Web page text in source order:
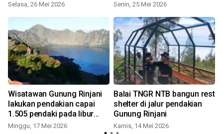
Selasa, 26 Mei 2026 Senin, 25 Mei 2026
Wisatawan Gunung Rinjani
lakukan pendakian capai
1.505 pendaki pada libur
panjang
Minggu, 17 Mei 2026
Balai TNGR NTB bangun rest
shelter di jalur pendakian
Gunung Rinjani
Kamis, 14 Mei 2026